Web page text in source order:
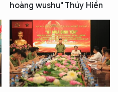
hoàng wushu" Thúy Hiền